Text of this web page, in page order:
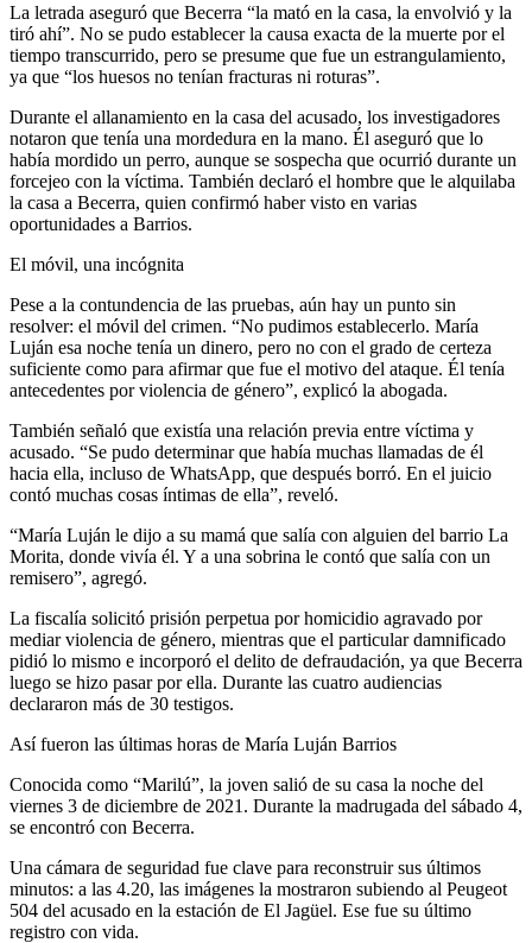
La letrada aseguró que Becerra “la mató en la casa, la envolvió y la
tiró ahí”. No se pudo establecer la causa exacta de la muerte por el
tiempo transcurrido, pero se presume que fue un estrangulamiento,
ya que “los huesos no tenían fracturas ni roturas”.
Durante el allanamiento en la casa del acusado, los investigadores
notaron que tenía una mordedura en la mano. Él aseguró que lo
había mordido un perro, aunque se sospecha que ocurrió durante un
forcejeo con la víctima. También declaró el hombre que le alquilaba
la casa a Becerra, quien confirmó haber visto en varias
oportunidades a Barrios.
El móvil, una incógnita
Pese a la contundencia de las pruebas, aún hay un punto sin
resolver: el móvil del crimen. “No pudimos establecerlo. María
Luján esa noche tenía un dinero, pero no con el grado de certeza
suficiente como para afirmar que fue el motivo del ataque. Él tenía
antecedentes por violencia de género”, explicó la abogada.
También señaló que existía una relación previa entre víctima y
acusado. “Se pudo determinar que había muchas llamadas de él
hacia ella, incluso de WhatsApp, que después borró. En el juicio
contó muchas cosas íntimas de ella”, reveló.
“María Luján le dijo a su mamá que salía con alguien del barrio La
Morita, donde vivía él. Y a una sobrina le contó que salía con un
remisero”, agregó.
La fiscalía solicitó prisión perpetua por homicidio agravado por
mediar violencia de género, mientras que el particular damnificado
pidió lo mismo e incorporó el delito de defraudación, ya que Becerra
luego se hizo pasar por ella. Durante las cuatro audiencias
declararon más de 30 testigos.
Así fueron las últimas horas de María Luján Barrios
Conocida como “Marilú”, la joven salió de su casa la noche del
viernes 3 de diciembre de 2021. Durante la madrugada del sábado 4,
se encontró con Becerra.
Una cámara de seguridad fue clave para reconstruir sus últimos
minutos: a las 4.20, las imágenes la mostraron subiendo al Peugeot
504 del acusado en la estación de El Jagüel. Ese fue su último
registro con vida.